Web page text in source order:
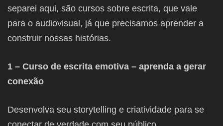
separei aqui, são cursos sobre escrita, que vale
para o audiovisual, já que precisamos aprender a
construir nossas histórias.
1 – Curso de escrita emotiva – aprenda a gerar
conexão
Desenvolva seu storytelling e criatividade para se